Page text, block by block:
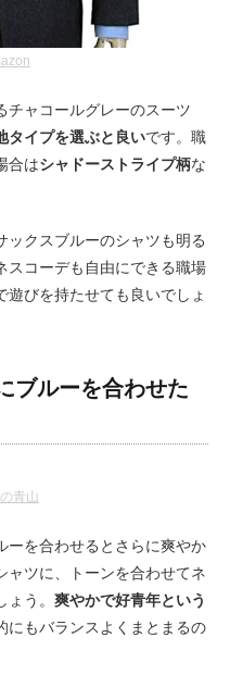
チャコールグレーのスーツ
タイプを選ぶと良いです。職
合はシャドーストライプ柄な
ックスブルーのシャツも明る
スコーデも自由にできる職場
遊びを持たせても良いでしょ
ブルーを合わせた
青山
ーを合わせるとさらに爽やか
ャツに、トーンを合わせてネ
う。 爽やかで好青年という
にもバランスよくまとまるの